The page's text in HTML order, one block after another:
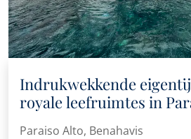
Indrukwekkende
royale leefruimtes in
Benahavís
Paraiso Alto, Benahavis